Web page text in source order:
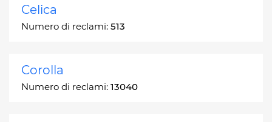
Celica
Numero di reclami: 513
Corolla
Numero di reclami: 13040